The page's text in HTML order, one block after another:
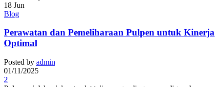
18 Jun
Blog
Perawatan dan Pemeliharaan Pulpen untuk Kinerja
Optimal
Posted by admin
01/11/2025
2